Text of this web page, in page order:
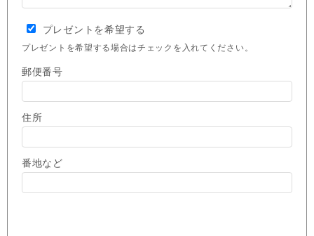
プレゼントを希望する
プレゼントを希望する場合はチェックを入れてください。
郵便番号
住所
番地など